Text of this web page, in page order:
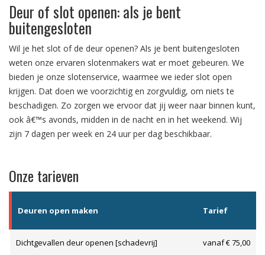
Deur of slot openen: als je bent
buitengesloten
Wil je het slot of de deur openen? Als je bent buitengesloten
weten onze ervaren slotenmakers wat er moet gebeuren. We
bieden je onze slotenservice, waarmee we ieder slot open
krijgen. Dat doen we voorzichtig en zorgvuldig, om niets te
beschadigen. Zo zorgen we ervoor dat jij weer naar binnen kunt,
ook â€™s avonds, midden in de nacht en in het weekend. Wij
zijn 7 dagen per week en 24 uur per dag beschikbaar.
Onze tarieven
Deuren open maken Tarief
Dichtgevallen deur openen [schadevrij] vanaf € 75,00